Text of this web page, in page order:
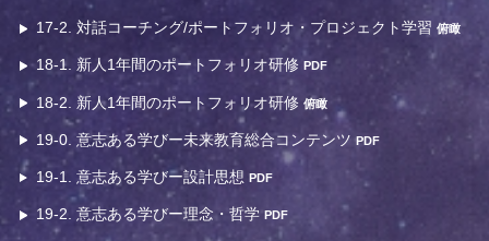
17-2. 対話コーチング/ポートフォリオ・プロジェクト学習俯瞰
18-1. 新人1年間のポートフォリオ研修PDF
18-2. 新人1年間のポートフォリオ研修俯瞰
19-0. 意志ある学びー未来教育総合コンテンツPDF
19-1. 意志ある学びー設計思想PDF
19-2. 意志ある学びー理念・哲学PDF